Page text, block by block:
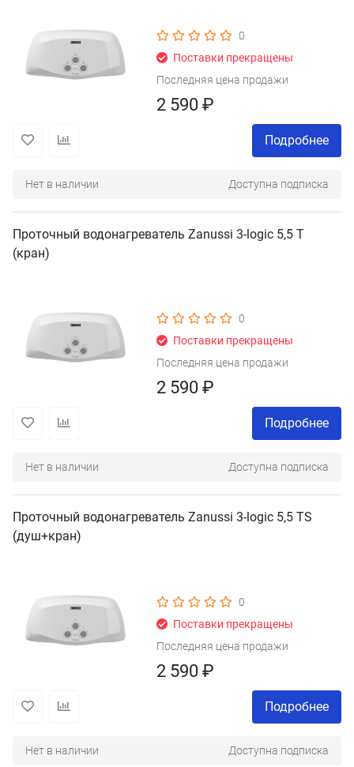
0
Поставки прекращены
Последняя цена продажи
2 590 ₽
Подробнее
Нет в наличии Доступна подписка
Проточный водонагреватель Zanussi 3-logic 5,5 T
(кран)
0
Поставки прекращены
Последняя цена продажи
2 590 ₽
Подробнее
Нет в наличии Доступна подписка
Проточный водонагреватель Zanussi 3-logic 5,5 TS
(душ+кран)
0
Поставки прекращены
Последняя цена продажи
2 590 ₽
Подробнее
Нет в наличии Доступна подписка